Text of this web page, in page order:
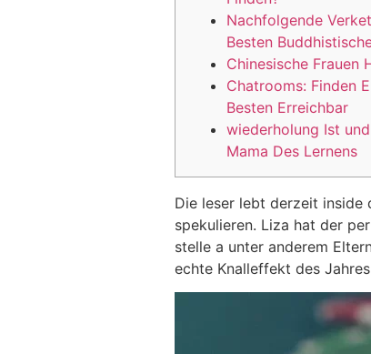
Nachfolgende
Besten
Chinesische Frauen
Chatrooms: Finden
Besten Erreichbar
wiederholung Ist
Mama Des Lernens
Die leser lebt derzeit inside
spekulieren. Liza hat der
stelle a unter anderem
echte Knalleffekt des